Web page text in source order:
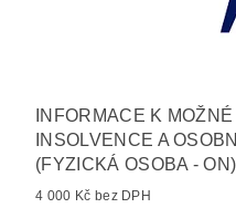
INFORMACE K
INSOLVENCE A
(FYZICKÁ OSOBA - ON)
4 000 Kč bez DPH